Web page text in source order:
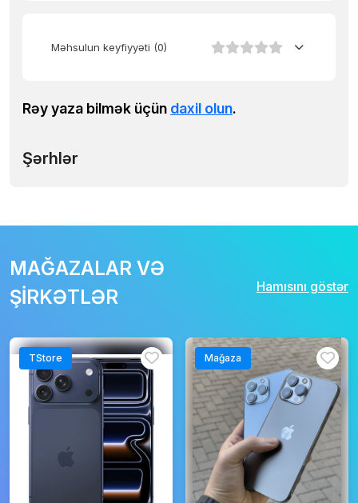
Məhsulun keyfiyyəti (0)
Rəy yaza bilmək üçün daxil olun.
Şərhlər
MAĞAZALAR VƏ
ŞİRKƏTLƏR
Hamısını göstər
TStore Mağaza